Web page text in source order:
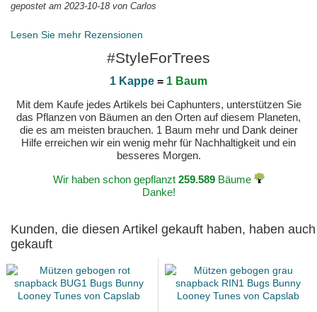
gepostet am 2023-10-18 von Carlos
Lesen Sie mehr Rezensionen
#StyleForTrees
1 Kappe = 1 Baum
Mit dem Kaufe jedes Artikels bei Caphunters, unterstützen Sie
das Pflanzen von Bäumen an den Orten auf diesem Planeten,
die es am meisten brauchen. 1 Baum mehr und Dank deiner
Hilfe erreichen wir ein wenig mehr für Nachhaltigkeit und ein
besseres Morgen.
Wir haben schon gepflanzt 259.589Bäume
Danke!
Kunden, die diesen Artikel gekauft haben, haben auch
gekauft